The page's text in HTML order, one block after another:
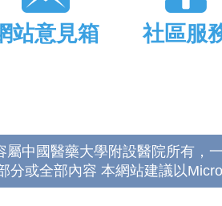
站意見箱 社區服
中國醫藥大學附設醫院所有，
分或全部內容 本網站建議以